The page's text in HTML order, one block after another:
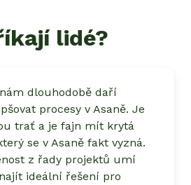
lidé?
dlouhodobě daří
procesy v Asaně. Je
trať a je fajn mít krytá
se v Asaně fakt vyzná.
z řady projektů umí
ideální řešení pro